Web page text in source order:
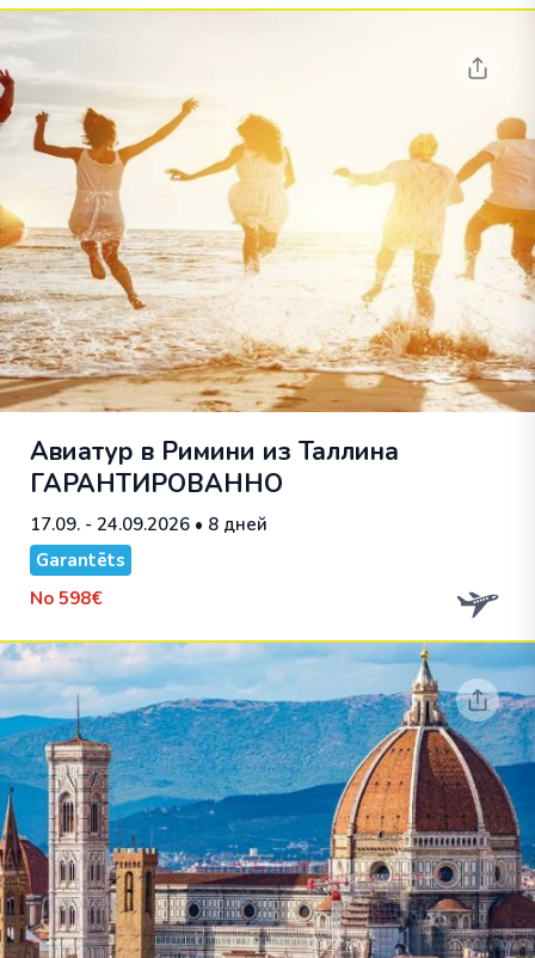
Авиатур в Римини из Таллина
ГАРАНТИРОВАННО
17.09. - 24.09.2026 • 8 дней
Garantēts
No 598€